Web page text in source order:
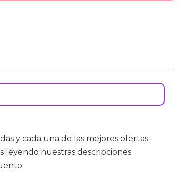
y cada una de las mejores ofertas
leyendo nuestras descripciones